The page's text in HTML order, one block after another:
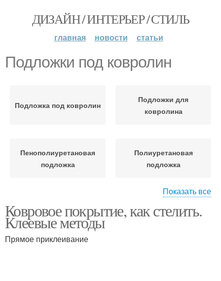
ДИЗАЙН / ИНТЕРЬЕР / СТИЛЬ
главная новости статьи
Подложки под ковролин
Подложка под ковролин
Подложки для
ковролина
Пенополиуретановая
подложка
Полиуретановая
подложка
подложка
Резиновая подложка
Показать все
Ковровое покрытие, как стелить.
Клеевые методы
Прямое приклеивание